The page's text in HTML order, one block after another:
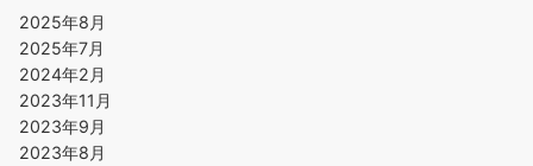
2025年8月
2025年7月
2024年2月
2023年11月
2023年9月
2023年8月